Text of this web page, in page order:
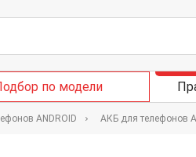
по модели
ANDROID АКБ для телефонов